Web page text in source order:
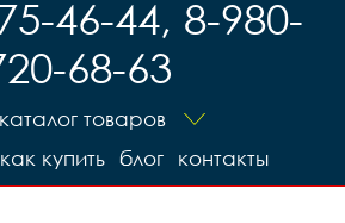
46-44, 8-980-
68-63
каталог товаров
контакты
блог
как купить